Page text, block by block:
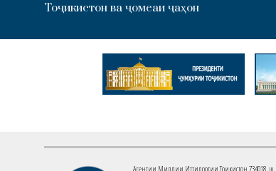
Тоҷикистон ва ҷомеаи ҷаҳон
Агентии Миллии Иттилоотии Тоҷикистон 734018.